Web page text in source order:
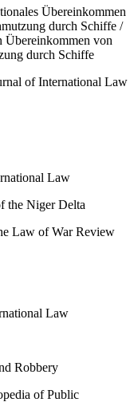
Übereinkommen
durch Schiffe /​
Übereinkommen von
durch Schiffe
of International Law
Law
the Niger Delta
Law of War Review
Law
Robbery
of Public